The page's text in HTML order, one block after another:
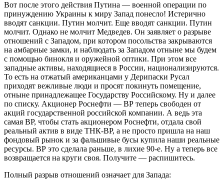
Вот после этого действия Путина — военной операции по
принуждению Украины к миру Запад понесло! Истерично
вводят санкции. Путин молчит. Еще вводят санкции. Путин
молчит. Однако не молчит Медведев. Он заявляет о разрыве
отношений с Западом, при котором посольства закрываются
на амбарные замки, и наблюдать за Западом отныне мы будем
с помощью бинокля и оружейной оптики. При этом все
западные активы, находящиеся в России, национализируются.
То есть на отжатый американцами у Дерипаски Русал
приходят вежливые люди и просят покинуть помещение,
отныне принадлежащее Государству Российскому. Ну и далее
по списку. Акционер Роснефти — ВР теперь свободен от
акций государственной российской компании. А ведь эта
самая ВР, чтобы стать акционером Роснефти, отдала свой
реальный актив в виде ТНК-ВР, а не просто пришла на наш
фондовый рынок и за фальшивые бусы купила наши реальные
ресурсы. ВР это сделала раньше, в лихие 90-е. Ну а теперь все
возвращается на круги своя. Получите — распишитесь.
Полный разрыв отношений означает для Запада: